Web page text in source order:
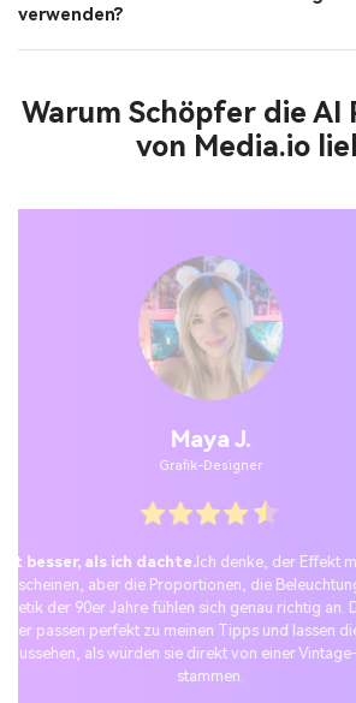
verwenden?
Warum Schöpfer die
von Media.io
Jordan Pass.
Temporäre Benutzer
Die perfekte TikTok-Überraschung.Ich
Foto-Trend ausprobiert und das Ergebnis
Resonanz war atemberaubend – die
nostalgische Atmosphäre und die
filmischen Stil, und der Beitrag ging